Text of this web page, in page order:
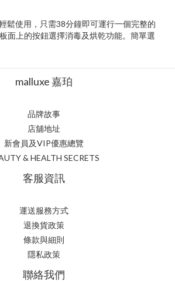
鬆使用，只需38分鐘即可運行一個完整的
面上的按鈕選擇消毒及烘乾功能。簡單選
malluxe 嘉珀
品牌故事
店舖地址
新會員及VIP優惠總覽
& HEALTH SECRETS
客服資訊
運送服務方式
退換貨政策
條款與細則
隱私政策
聯絡我們